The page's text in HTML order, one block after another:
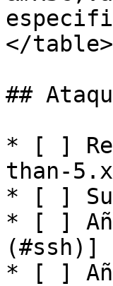
</table>
##
* [ ]
than-
* [ ]
* [ ]
(#ssh)]
* [ ]